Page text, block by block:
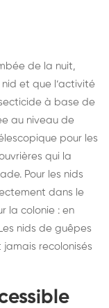
de la nuit,
et que l’activité
à base de
au niveau de
pour les
qui la
Pour les nids
dans le
la colonie : en
nids de guêpes
jamais recolonisés